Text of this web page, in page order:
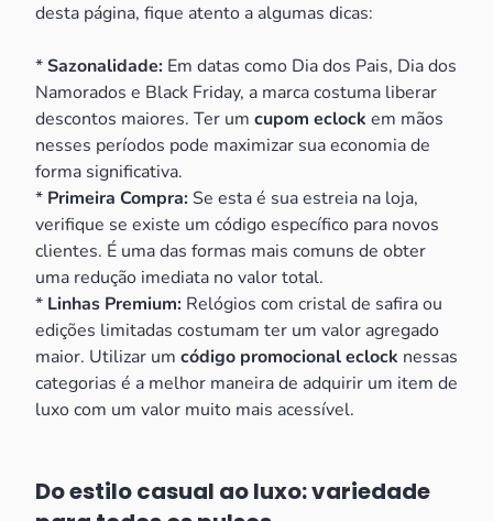
desta página, fique atento a algumas dicas:
*Sazonalidade: Em datas como Dia dos Pais, Dia dos
Namorados e Black Friday, a marca costuma liberar
descontos maiores. Ter um cupom eclock em mãos
nesses períodos pode maximizar sua economia de
forma significativa.
* Primeira Compra:Se esta é sua estreia na loja,
verifique se existe um código específico para novos
clientes. É uma das formas mais comuns de obter
uma redução imediata no valor total.
* Linhas Premium: Relógios com cristal de safira ou
edições limitadas costumam ter um valor agregado
maior. Utilizar um código promocional eclock nessas
categorias é a melhor maneira de adquirir um item de
luxo com um valor muito mais acessível.
Do estilo casual ao luxo: variedade